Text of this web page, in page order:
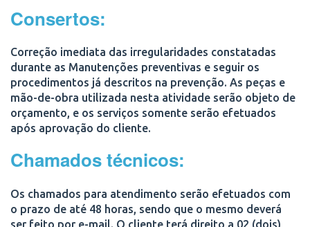
Consertos:
Correção imediata das irregularidades constatadas
durante as Manutenções preventivas e seguir os
procedimentos já descritos na prevenção. As peças e
mão-de-obra utilizada nesta atividade serão objeto de
orçamento, e os serviços somente serão efetuados
após aprovação do cliente.
Chamados técnicos:
Os chamados para atendimento serão efetuados com
o prazo de até 48 horas, sendo que o mesmo deverá
ser feito por e-mail. O cliente terá direito a 02 (dois)